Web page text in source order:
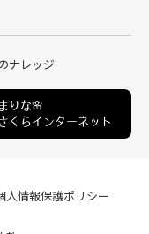
ナレッジ
まりな🌸
くらインターネット
人情報保護ポリシー